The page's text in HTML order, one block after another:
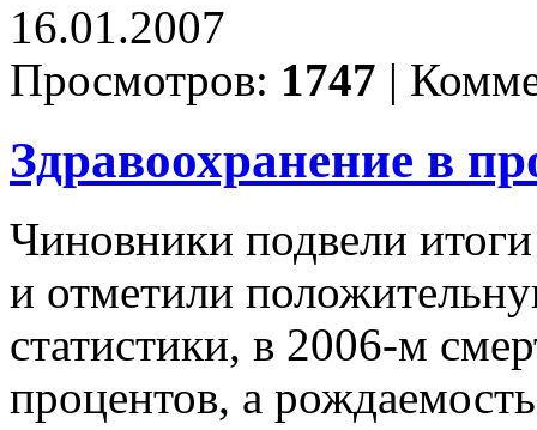
16.01.2007
Просмотров: 1747 |
Здравоохранение в
Чиновники подвели
и отметили
статистики, в 2006-м
процентов, а